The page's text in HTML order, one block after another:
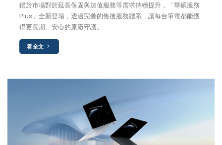
鑑於市場對於延長保固與加值服務等需求持續提升，「華碩服務
Plus」全新登場，透過完善的售後服務體系，讓每台筆電都能獲
得更長期、安心的原廠守護。
看全文